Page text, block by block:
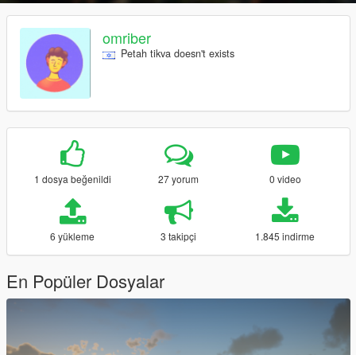
omriber
Petah tikva doesn't exists
1 dosya beğenildi 27 yorum 0 video
6 yükleme 3 takipçi 1.845 indirme
En Popüler Dosyalar